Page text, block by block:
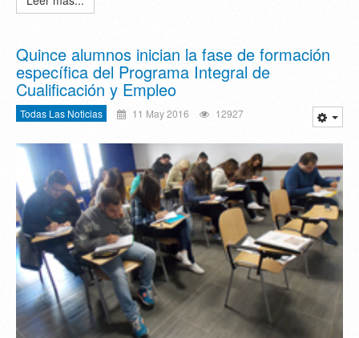
Quince alumnos inician la fase de formación
específica del Programa Integral de
Cualificación y Empleo
Todas Las Noticias 11 May 2016 12927